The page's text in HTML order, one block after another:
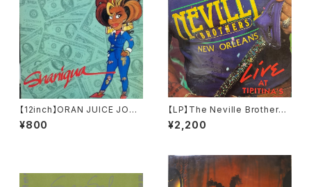
【12inch】ORAN JUICE JONE
S / Shaniqua
¥800
【LP】The Neville Brothers /
Live At Tipitina's Volume II
¥2,200